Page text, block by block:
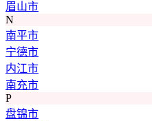
眉山市
N
南平市
宁德市
内江市
南充市
P
盘锦市